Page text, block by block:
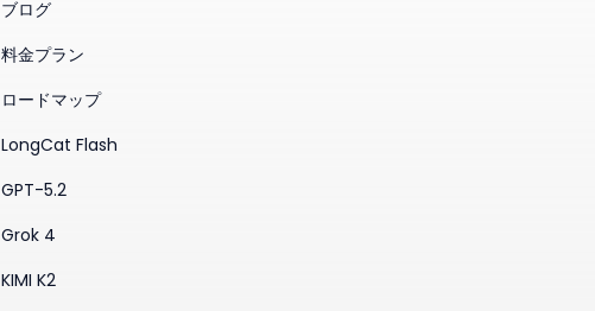
ブログ
料金プラン
ロードマップ
LongCat Flash
GPT-5.2
Grok 4
KIMI K2